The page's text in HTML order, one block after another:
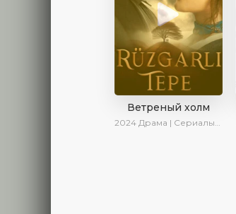
Ветреный холм
2024 Драма | Сериалы 2024